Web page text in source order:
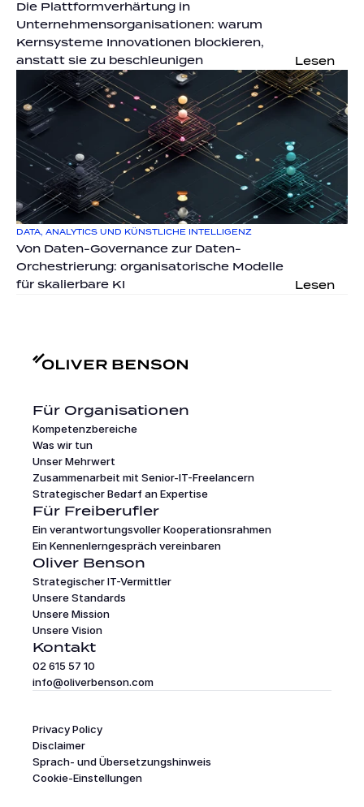
Die Plattformverhärtung in
Unternehmensorganisationen: warum
Kernsysteme Innovationen blockieren,
anstatt sie zu beschleunigen
Lesen
DATA, ANALYTICS UND KÜNSTLICHE INTELLIGENZ
Von Daten-Governance zur Daten-
Orchestrierung: organisatorische Modelle
für skalierbare KI
Lesen
Für Organisationen
Kompetenzbereiche
Was wir tun
Unser Mehrwert
Zusammenarbeit mit Senior-IT-Freelancern
Strategischer Bedarf an Expertise
Für Freiberufler
Ein verantwortungsvoller Kooperationsrahmen
Ein Kennenlerngespräch vereinbaren
Oliver Benson
Strategischer IT-Vermittler
Unsere Standards
Unsere Mission
Unsere Vision
Kontakt
02 615 57 10
info@oliverbenson.com
Privacy Policy
Disclaimer
Sprach- und Übersetzungshinweis
Cookie-Einstellungen